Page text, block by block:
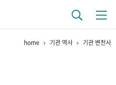
home 기관 역사 기관 변천사